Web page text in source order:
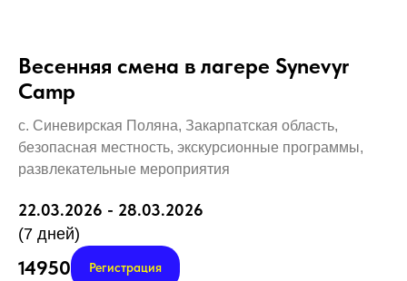
Весенняя смена в лагере Synevyr
Camp
с. Синевирская Поляна, Закарпатская область,
безопасная местность, экскурсионные программы,
развлекательные мероприятия
22.03.2026 - 28.03.2026
(7 дней)
14950 Регистрация